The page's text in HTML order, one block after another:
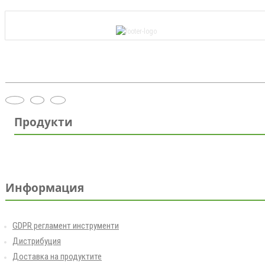
Продукти
Информация
GDPR регламент инструменти
Дистрибуция
Доставка на продуктите